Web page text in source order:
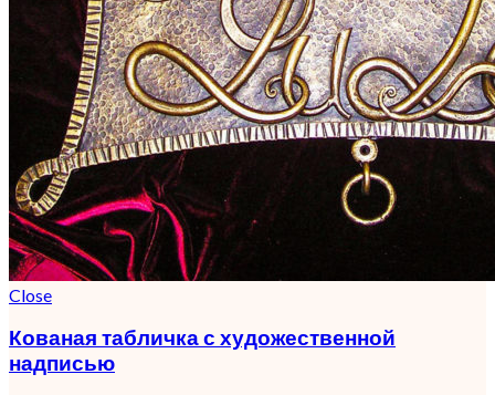
Close
Кованая табличка с художественной
надписью